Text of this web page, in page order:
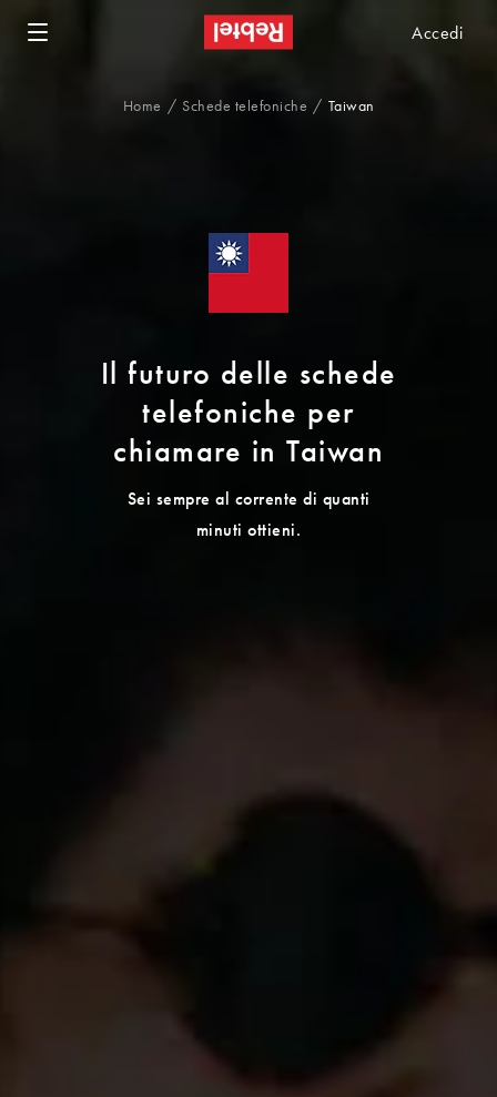
Home Schede telefoniche Taiwan
Accedi
Il futuro delle schede
telefoniche per
chiamare in Taiwan
Sei sempre al corrente di quanti
minuti ottieni.